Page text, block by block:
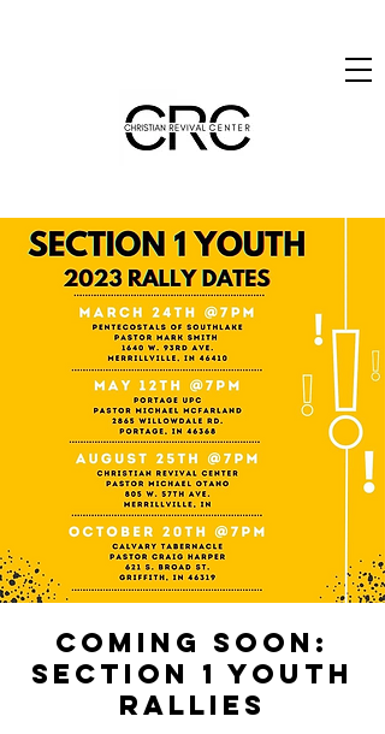
Coming Soon:
Section 1 Youth
Rallies